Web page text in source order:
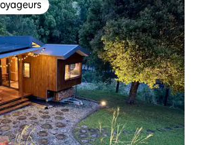
les plus appréciés